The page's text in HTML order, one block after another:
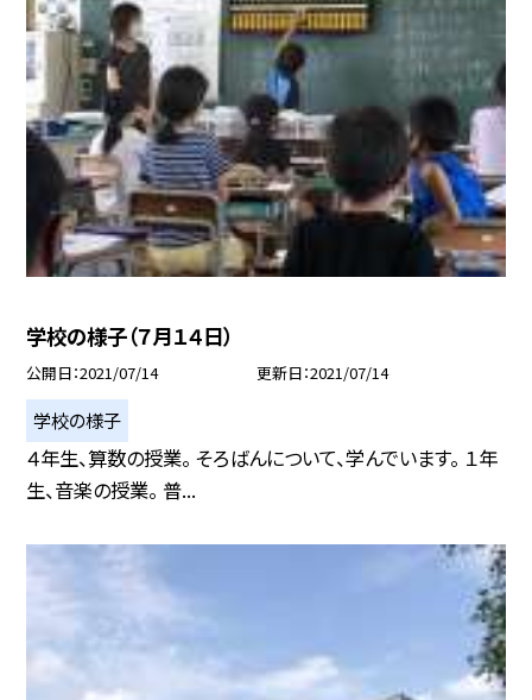
学校の様子（７月１４日）
公開日 2021/07/14 更新日 2021/07/14
学校の様子
４年生、算数の授業。 そろばんについて、学んでいます。 １年
生、音楽の授業。 普...